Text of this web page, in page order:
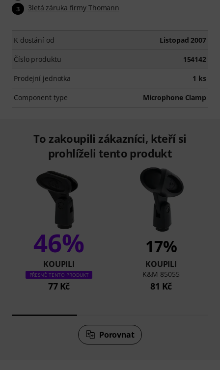
3 3letá záruka firmy Thomann
K dostání od Listopad 2007
Číslo produktu 154142
Prodejní jednotka 1 ks
Component type Microphone Clamp
To zakoupili zákazníci, kteří si
prohlíželi tento produkt
46%
KOUPILI
PŘESNĚ TENTO PRODUKT
77 Kč
17%
KOUPILI
K&M 85055
81 Kč
Porovnat